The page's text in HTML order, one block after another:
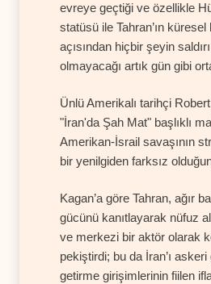
evreye geçtiği ve özellikle
statüsü ile Tahran’ın
açısından hiçbir şeyin
olmayacağı artık gün gibi
Ünlü Amerikalı tarihçi
"İran'da Şah Mat" başlıklı
Amerikan-İsrail savaşının
bir yenilgiden farksız
Kagan’a göre Tahran, ağır
gücünü kanıtlayarak nüfuz
ve merkezi bir aktör olarak
pekiştirdi; bu da İran’ı
getirme girişimlerinin fiilen